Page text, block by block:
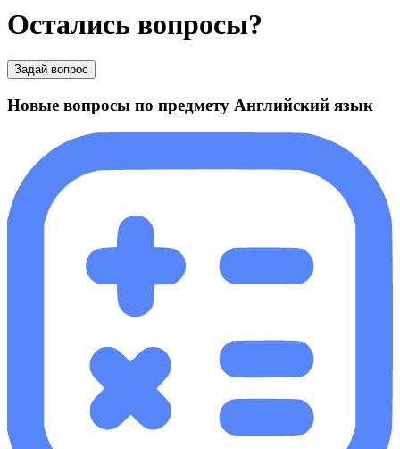
Остались вопросы?
Задай вопрос
Новые вопросы по предмету Английский язык